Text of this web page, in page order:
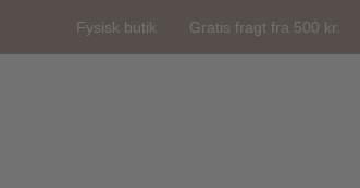
Fysisk butik Gratis fragt fra 500 kr.